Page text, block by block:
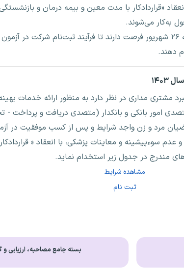
«قراردادکار با مدت معین و بیمه درمان و
به‌کار می‌شوند.
متقاضیان استخدام در بانک تجارت تا روز دوشنبه ۲۶ شهریور فرصت دارند تا فرآیند
مشتری مداری در نظر دارد به منظور ارائه خدمات
امور بانکی و بانکدار (متصدی دریافت و پرداخت‏‏ -
مرد و زن واجد شرایط و پس از کسب موفقیت در
سوءپیشینه و معاینات پزشکی، با انعقاد «
مندرج در جدول زیر استخدام نماید.
مشاهده شرایط
ثبت نام
بسته جامع مصاحبه، ارزیابی